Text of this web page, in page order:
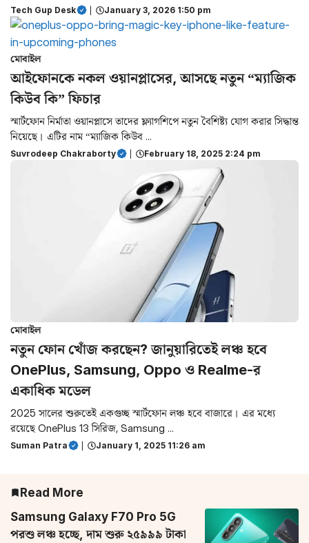
Tech Gup Desk | January 3, 2026 1:50 pm
মোবাইল
আইফোনকে নকল ওয়ানপ্লাসের, আসছে নতুন “ম্যাজিক
কিউব কি” ফিচার
স্মার্টফোন নির্মাতা ওয়ানপ্লাসে তাদের ফ্ল্যাগশিপে নতুন বৈশিষ্ট্য যোগ করার সিদ্ধান্ত
নিয়েছে। এটির নাম “ম্যাজিক কিউব ...
Suvrodeep Chakraborty | February 18, 2025 2:24 pm
মোবাইল
নতুন ফোন খোঁজ করছেন? জানুয়ারিতেই লঞ্চ হবে
OnePlus, Samsung, Oppo ও Realme-র
একাধিক মডেল
2025 সালের শুরুতেই একগুচ্ছ স্মার্টফোন লঞ্চ হবে বাজারে। এর মধ্যে
রয়েছে OnePlus 13 সিরিজ, Samsung ...
Suman Patra January 1, 2025 11:26 am
Read More
Samsung Galaxy F70 Pro 5G
পরশু লঞ্চ হচ্ছে, দাম শুরু ২৫৯৯৯ টাকা